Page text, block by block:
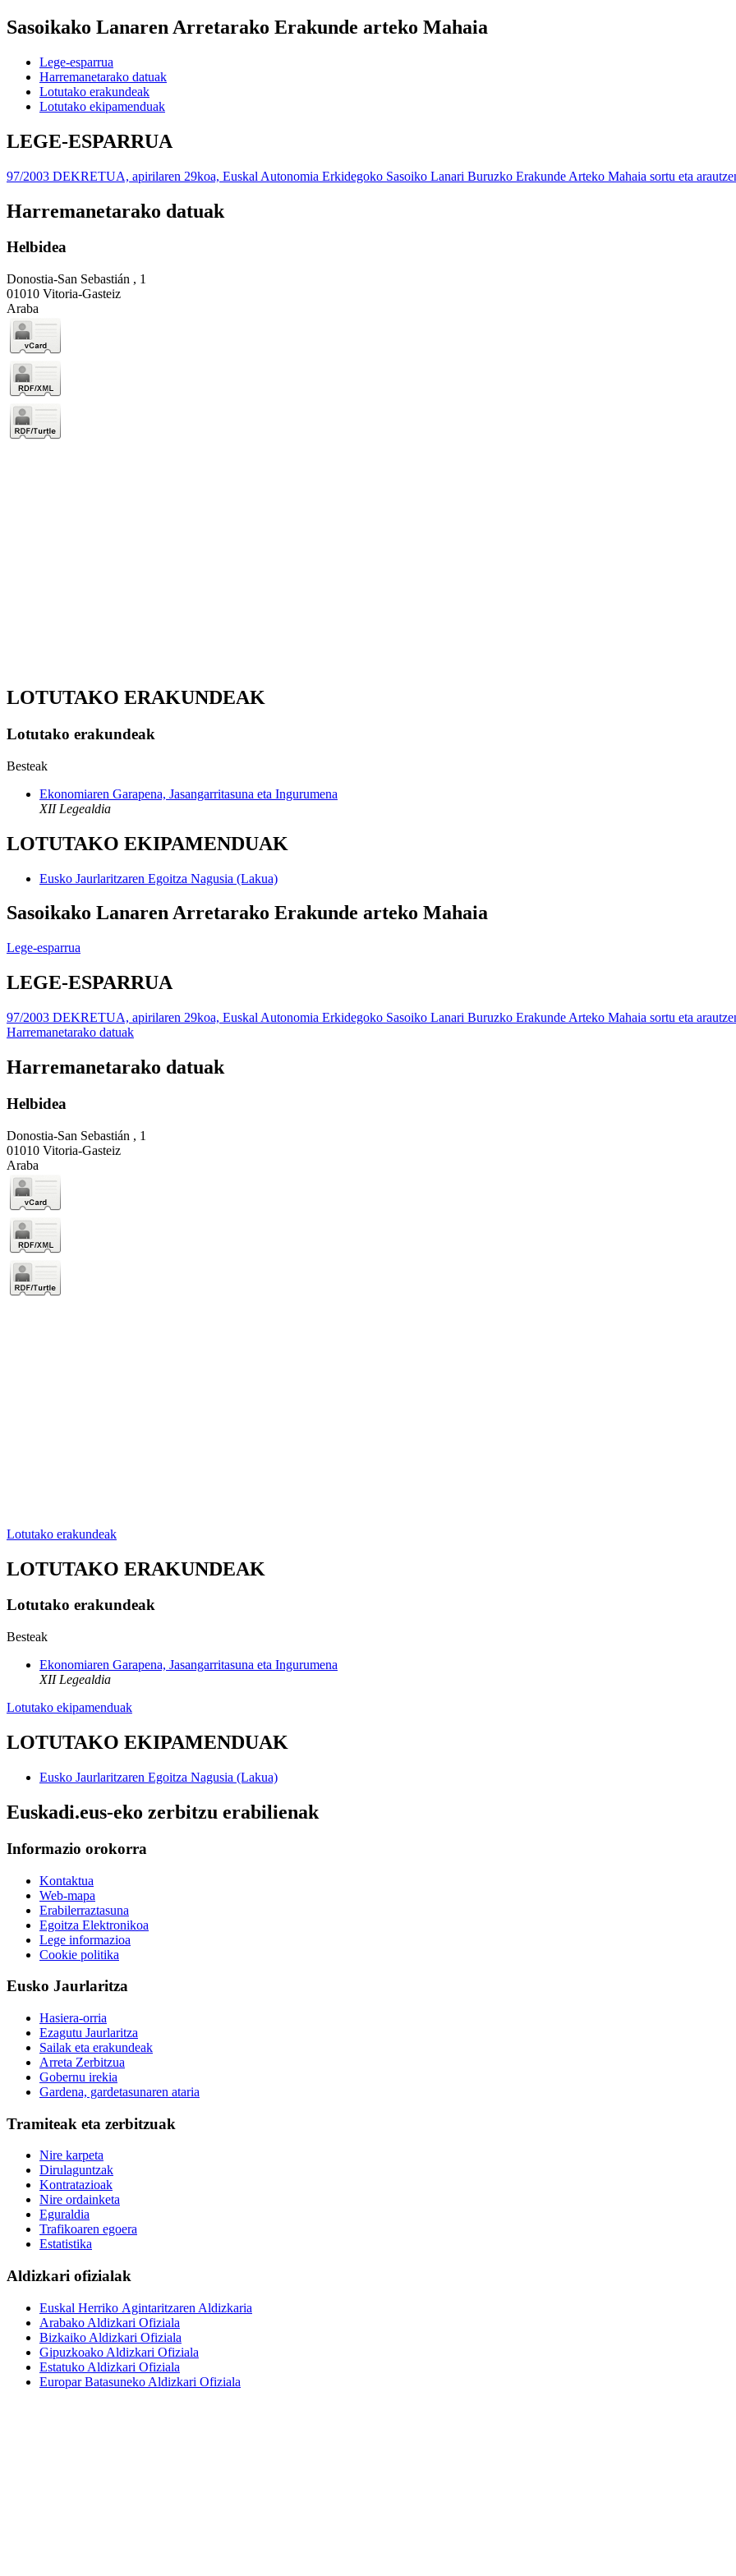
Sasoikako Lanaren Arretarako Erakunde arteko Mahaia
Lege-esparrua
Harremanetarako datuak
Lotutako erakundeak
Lotutako ekipamenduak
LEGE-ESPARRUA
97/2003 DEKRETUA, apirilaren 29koa, Euskal Autonomia Erkidegoko Sasoiko Lanari Buruzko Erakunde Arteko Mahaia sortu eta
Harremanetarako datuak
Helbidea
Donostia-San Sebastián , 1
01010 Vitoria-Gasteiz
Araba
LOTUTAKO ERAKUNDEAK
Lotutako erakundeak
Besteak
Ekonomiaren Garapena, Jasangarritasuna eta Ingurumena
XII Legealdia
LOTUTAKO EKIPAMENDUAK
Eusko Jaurlaritzaren Egoitza Nagusia (Lakua)
Sasoikako Lanaren Arretarako Erakunde arteko Mahaia
Lege-esparrua
LEGE-ESPARRUA
97/2003 DEKRETUA, apirilaren 29koa, Euskal Autonomia Erkidegoko Sasoiko Lanari Buruzko Erakunde Arteko Mahaia sortu eta
Harremanetarako datuak
Harremanetarako datuak
Helbidea
Donostia-San Sebastián , 1
01010 Vitoria-Gasteiz
Araba
Lotutako erakundeak
LOTUTAKO ERAKUNDEAK
Lotutako erakundeak
Besteak
Ekonomiaren Garapena, Jasangarritasuna eta Ingurumena
XII Legealdia
Lotutako ekipamenduak
LOTUTAKO EKIPAMENDUAK
Eusko Jaurlaritzaren Egoitza Nagusia (Lakua)
Euskadi.eus-eko zerbitzu erabilienak
Informazio orokorra
Kontaktua
Web-mapa
Erabilerraztasuna
Egoitza Elektronikoa
Lege informazioa
Cookie politika
Eusko Jaurlaritza
Hasiera-orria
Ezagutu Jaurlaritza
Sailak eta erakundeak
Arreta Zerbitzua
Gobernu irekia
Gardena, gardetasunaren ataria
Tramiteak eta zerbitzuak
Nire karpeta
Dirulaguntzak
Kontratazioak
Nire ordainketa
Eguraldia
Trafikoaren egoera
Estatistika
Aldizkari ofizialak
Euskal Herriko Agintaritzaren Aldizkaria
Arabako Aldizkari Ofiziala
Bizkaiko Aldizkari Ofiziala
Gipuzkoako Aldizkari Ofiziala
Estatuko Aldizkari Ofiziala
Europar Batasuneko Aldizkari Ofiziala